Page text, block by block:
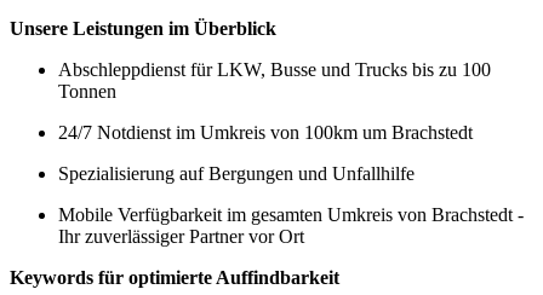
Unsere Leistungen im Überblick
Abschleppdienst für LKW, Busse und Trucks bis zu 100
Tonnen
24/7 Notdienst im Umkreis von 100km um Brachstedt
Spezialisierung auf Bergungen und Unfallhilfe
Mobile Verfügbarkeit im gesamten Umkreis von Brachstedt -
Ihr zuverlässiger Partner vor Ort
Keywords für optimierte Auffindbarkeit